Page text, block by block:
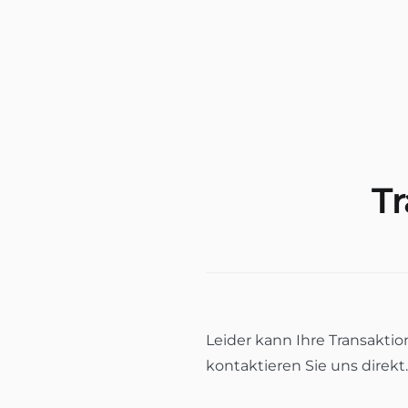
Leider kann Ihre
kontaktieren Sie uns direkt.